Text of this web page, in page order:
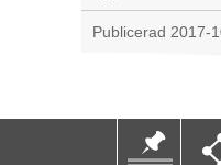
Publicerad 2017-